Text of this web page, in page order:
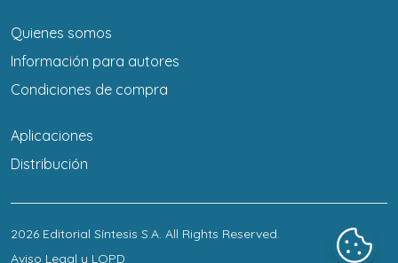
Quienes somos
Información para autores
Condiciones de compra
Aplicaciones
Distribución
2026 Editorial Síntesis S.A. All Rights Reserved.
Aviso Legal y LOPD